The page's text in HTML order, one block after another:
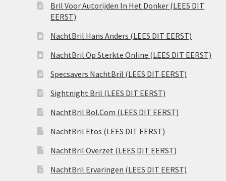
Bril Voor Autorijden In Het Donker (LEES DIT
EERST)
NachtBril Hans Anders (LEES DIT EERST)
NachtBril Op Sterkte Online (LEES DIT EERST)
Specsavers NachtBril (LEES DIT EERST)
Sightnight Bril (LEES DIT EERST)
NachtBril Bol.Com (LEES DIT EERST)
NachtBril Etos (LEES DIT EERST)
NachtBril Overzet (LEES DIT EERST)
NachtBril Ervaringen (LEES DIT EERST)